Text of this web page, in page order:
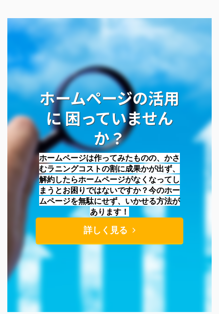
ホームページの活用
に 困っていません
か？
ホームページは作ってみたものの、かさ
むラニングコストの割に成果かが出ず、
解約したらホームページがなくなってし
まうとお困りではないですか？今のホー
ムページを無駄にせず、いかせる方法が
あります！
詳しく見る